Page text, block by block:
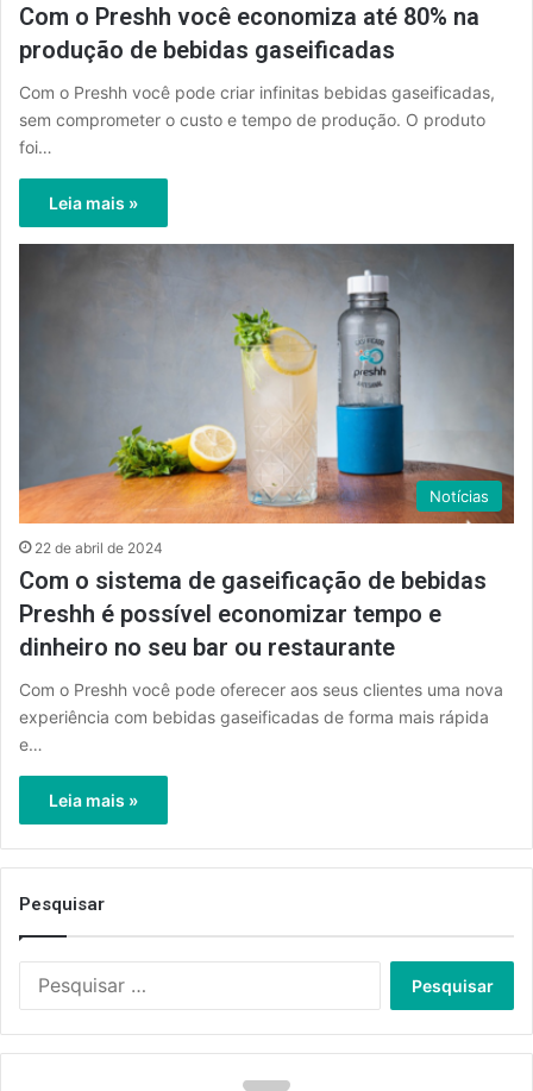
Com o Preshh você economiza até 80% na
produção de bebidas gaseificadas
Com o Preshh você pode criar infinitas bebidas gaseificadas,
sem comprometer o custo e tempo de produção. O produto
foi…
Leia mais »
Notícias
22 de abril de 2024
Com o sistema de gaseificação de bebidas
Preshh é possível economizar tempo e
dinheiro no seu bar ou restaurante
Com o Preshh você pode oferecer aos seus clientes uma nova
experiência com bebidas gaseificadas de forma mais rápida
e…
Leia mais »
Pesquisar